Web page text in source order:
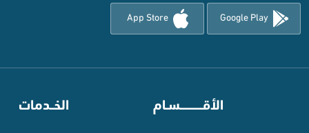
Google Play
App Store
الأقـــــــــــسـام الخــدمات